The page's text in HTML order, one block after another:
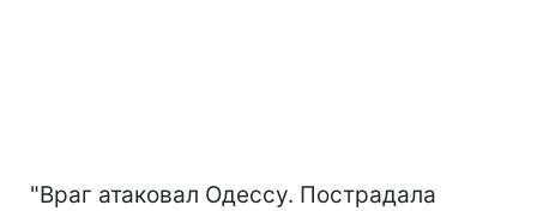
"Враг атаковал Одессу. Пострадала